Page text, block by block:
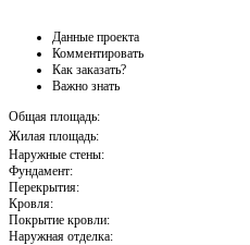
Данные проекта
Комментировать
Как заказать?
Важно знать
Общая площадь:
Жилая площадь:
Наружные стены:
Фундамент:
Перекрытия:
Кровля:
Покрытие кровли:
Наружная отделка: